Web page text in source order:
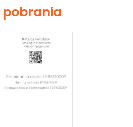
pobrania